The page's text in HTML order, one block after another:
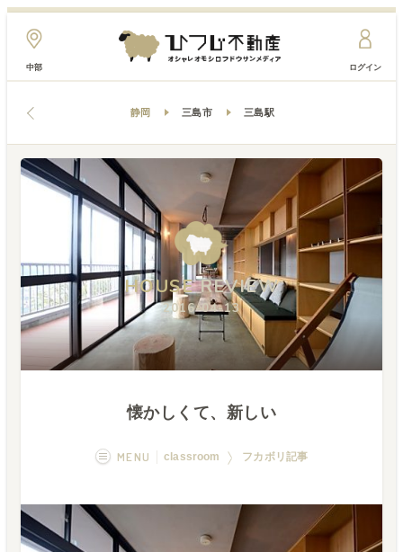
中部 ログイン
静岡 三島市 三島駅
HOUSEREVIEW
2016-04-13
懐かしくて、新しい
MENU classroom フカボリ記事
空室状況 運営者